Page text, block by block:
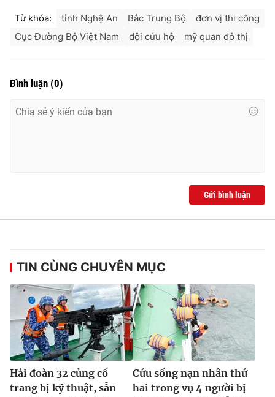
Từ khóa: tỉnh Nghệ An Bắc Trung Bộ
đơn vị thi công
Cục Đường Bộ Việt Nam
đội cứu hộ mỹ quan đô thị
Bình luận (0)
Gửi bình luận
TIN CÙNG CHUYÊN MỤC
Hải đoàn 32 củng cố
trang bị kỹ thuật, sẵn
Cứu sống nạn nhân thứ
hai trong vụ 4 người bị